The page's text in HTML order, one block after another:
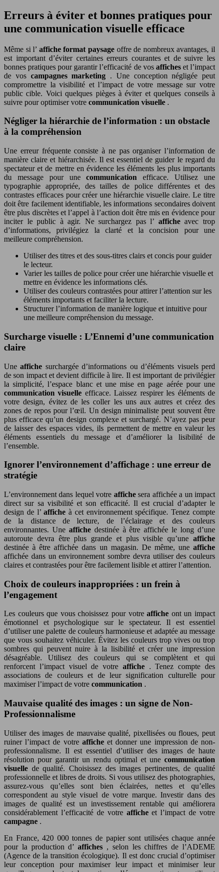
Erreurs à éviter et bonnes pratiques pour
une communication visuelle efficace
Même si l’ affiche format paysage offre de nombreux avantages, il
est important d’éviter certaines erreurs courantes et de suivre les
bonnes pratiques pour garantir l’efficacité de vos affiches et l’impact
de vos campagnes marketing . Une conception négligée peut
compromettre la visibilité et l’impact de votre message sur votre
public cible. Voici quelques pièges à éviter et quelques conseils à
suivre pour optimiser votre communication visuelle .
Négliger la hiérarchie de l’information : un obstacle
à la compréhension
Une erreur fréquente consiste à ne pas organiser l’information de
manière claire et hiérarchisée. Il est essentiel de guider le regard du
spectateur et de mettre en évidence les éléments les plus importants
du message pour unecommunicationefficace. Utilisez une
typographie appropriée, des tailles de police différentes et des
contrastes efficaces pour créer une hiérarchie visuelle claire. Le titre
doit être facilement identifiable, les informations secondaires doivent
être plus discrètes et l’appel à l’action doit être mis en évidence pour
inciter le public à agir. Ne surchargez pas l’ afficheavec trop
d’informations, privilégiez la clarté et la concision pour une
meilleure compréhension.
Utiliser des titres et des sous-titres clairs et concis pour guider
le lecteur.
Varier les tailles de police pour créer une hiérarchie visuelle et
mettre en évidence les informations clés.
Utiliser des couleurs contrastées pour attirer l’attention sur les
éléments importants et faciliter la lecture.
Structurer l’information de manière logique et intuitive pour
une meilleure compréhension du message.
Surcharge visuelle : L’Ennemi d’une communication
claire
Uneaffiche surchargée d’informations ou d’éléments visuels perd
de son impact et devient difficile à lire. Il est important de privilégier
la simplicité, l’espace blanc et une mise en page aérée pour une
communication visuelle efficace. Laissez respirer les éléments de
votre design, évitez de les coller les uns aux autres et créez des
zones de repos pour l’œil. Un design minimaliste peut souvent être
plus efficace qu’un design complexe et surchargé. N’ayez pas peur
de laisser des espaces vides, ils permettent de mettre en valeur les
éléments essentiels du message et d’améliorer la lisibilité de
l’ensemble.
Ignorer l’environnement d’affichage : une erreur de
stratégie
L’environnement dans lequel votre affichesera affichée a un impact
direct sur sa visibilité et son efficacité. Il est crucial d’adapter le
design de l’afficheà cet environnement spécifique. Tenez compte
de la distance de lecture, de l’éclairage et des couleurs
environnantes. Une affiche destinée à être affichée le long d’une
autoroute devra être plus grande et plus visible qu’une affiche
destinée à être affichée dans un magasin. De même, une affiche
affichée dans un environnement sombre devra utiliser des couleurs
claires et contrastées pour être facilement lisible et attirer l’attention.
Choix de couleurs inappropriées : un frein à
l’engagement
Les couleurs que vous choisissez pour votreaffiche ont un impact
émotionnel et psychologique sur le spectateur. Il est essentiel
d’utiliser une palette de couleurs harmonieuse et adaptée au message
que vous souhaitez véhiculer. Évitez les couleurs trop vives ou trop
sombres qui peuvent nuire à la lisibilité et créer une impression
désagréable. Utilisez des couleurs qui se complètent et qui
renforcent l’impact visuel de votre affiche . Tenez compte des
associations de couleurs et de leur signification culturelle pour
maximiser l’impact de votre communication .
Mauvaise qualité des images : un signe de Non-
Professionnalisme
Utiliser des images de mauvaise qualité, pixellisées ou floues, peut
ruiner l’impact de votre afficheet donner une impression de non-
professionnalisme. Il est essentiel d’utiliser des images de haute
résolution pour garantir un rendu optimal et une communication
visuelle de qualité. Choisissez des images pertinentes, de qualité
professionnelle et libres de droits. Si vous utilisez des photographies,
assurez-vous qu’elles sont bien éclairées, nettes et qu’elles
correspondent au style visuel de votre marque. Investir dans des
images de qualité est un investissement rentable qui améliorera
considérablement l’efficacité de votre afficheet l’impact de votre
campagne .
En France, 420 000 tonnes de papier sont utilisées chaque année
pour la production d’affiches , selon les chiffres de l’ADEME
(Agence de la transition écologique). Il est donc crucial d’optimiser
leur conception pour maximiser leur impact et minimiser leur